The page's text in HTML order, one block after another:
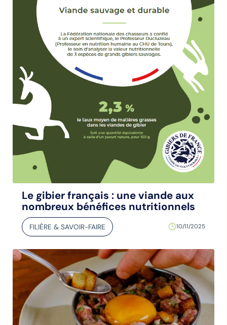
Le gibier français : une viande aux
nombreux bénéfices nutritionnels
FILIÈRE & SAVOIR-FAIRE 10/11/2025